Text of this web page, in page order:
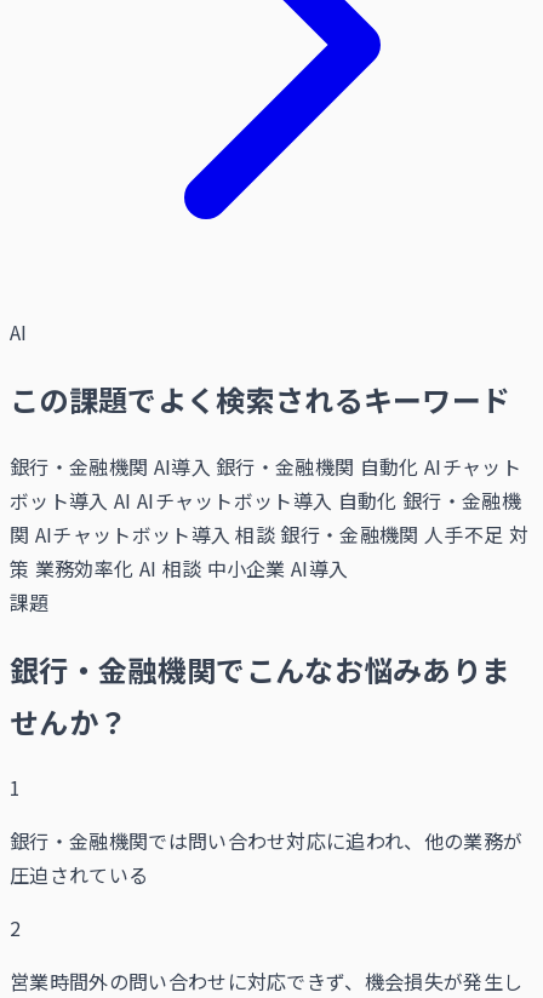
AI
この課題でよく検索されるキーワード
銀行・金融機関 AI導入 銀行・金融機関 自動化 AIチャット
ボット導入 AI AIチャットボット導入 自動化 銀行・金融機
関 AIチャットボット導入 相談 銀行・金融機関 人手不足 対
策 業務効率化 AI 相談 中小企業 AI導入
課題
銀行・金融機関でこんなお悩みありま
せんか？
1
銀行・金融機関では問い合わせ対応に追われ、他の業務が
圧迫されている
2
営業時間外の問い合わせに対応できず、機会損失が発生し